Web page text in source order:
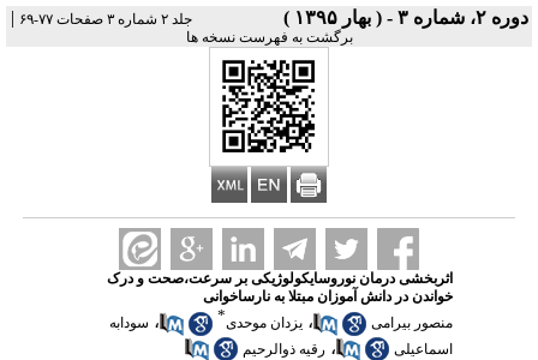
دوره ۲، شماره ۳ - ( بهار ۱۳۹۵ ) جلد ۲ شماره ۳ صفحات ۷۷-۶۹ |
برگشت به فهرست نسخه ها
اثربخشی درمان نوروسایکولوژیکی بر سرعت،صحت و درک
خواندن در دانش آموزان مبتلا به نارساخوانی
منصور بیرامی
، یزدان موحدی* ، سودابه
اسماعیلی
، رقیه ذوالرحیم